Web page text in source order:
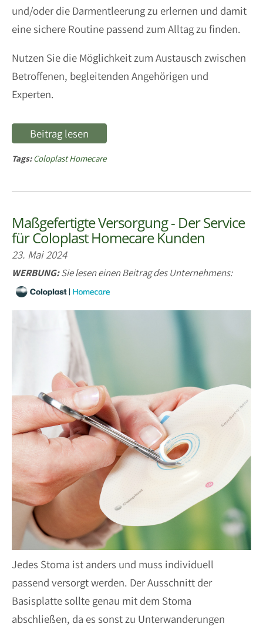
und/oder die Darmentleerung zu erlernen und damit
eine sichere Routine passend zum Alltag zu finden.
Nutzen Sie die Möglichkeit zum Austausch zwischen
Betroffenen, begleitenden Angehörigen und
Experten.
Beitrag lesen
Tags:Coloplast Homecare
Maßgefertigte Versorgung - Der Service
für Coloplast Homecare Kunden
23. Mai 2024
WERBUNG:Sie lesen einen Beitrag des Unternehmens:
Jedes Stoma ist anders und muss individuell
passend versorgt werden. Der Ausschnitt der
Basisplatte sollte genau mit dem Stoma
abschließen, da es sonst zu Unterwanderungen